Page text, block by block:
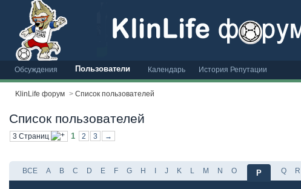
Обсуждения Пользователи Календарь История Репутации
KlinLife форум > Список пользователей
Список пользователей
3 Страниц 1 2 3 →
ВСЕ A B C D E F G H I J K L M N O P Q R